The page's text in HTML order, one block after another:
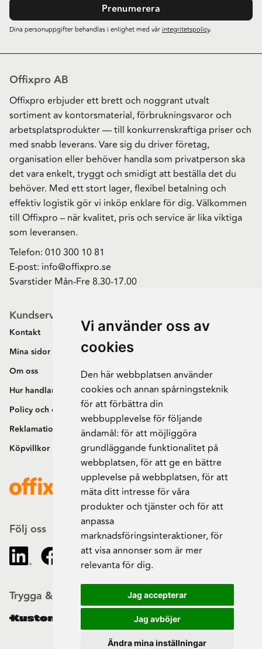
Vi använder oss av
cookies
Den här webbplatsen använder
cookies och annan spårningsteknik
för att förbättra din
webbupplevelse för följande
ändamål: för att möjliggöra
grundläggande funktionalitet på
webbplatsen,för att ge en bättre
upplevelse på webbplatsen,för att
mäta ditt intresse för våra
produkter och tjänster och för att
anpassa
marknadsföringsinteraktioner,för
att visa annonser som är mer
relevanta för dig.
Jag accepterar
Jag avböjer
Ändra mina inställningar
Prenumerera
Dina personuppgifter behandlas i enlighet med vårintegritetspolicy.
Offixpro AB
Offixpro erbjuder ett brett och noggrant utvalt
sortiment av kontorsmaterial, förbrukningsvaror och
arbetsplatsprodukter — till konkurrenskraftiga priser och
med snabb leverans. Vare sig du driver företag,
organisation eller behöver handla som privatperson ska
det vara enkelt, tryggt och smidigt att beställa det du
behöver. Med ett stort lager, flexibel betalning och
effektiv logistik gör vi inköp enklare för dig. Välkommen
till Offixpro – när kvalitet, pris och service är lika viktiga
som leveransen.
Telefon: 010 300 10 81
E-post: info@offixpro.se
Svarstider Mån-Fre 8.30-17.00
Kundservice
Kontakt
Mina sidor
Om oss
Hur handlar jag?
Policy och cookies
Reklamation och retur
Köpvillkor
Följ oss
Trygga & säkra beställningar